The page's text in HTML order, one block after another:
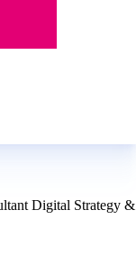
Digital Strategy &